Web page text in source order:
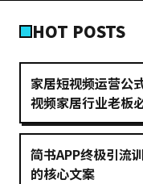
HOT POSTS
家居短视频运营公
视频家居行业老板
简书APP终极引流
的核心文案